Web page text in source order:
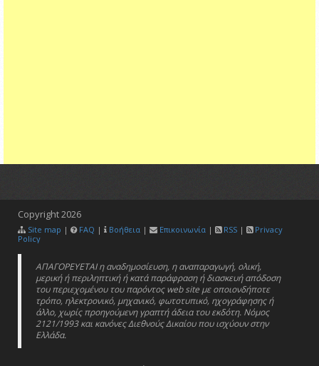
Copyright2026
Site map | FAQ | Βοήθεια | Επικοινωνία | RSS |
Privacy
Policy
ΑΠΑΓΟΡΕΥΕΤΑΙ η αναδημοσίευση, η αναπαραγωγή, ολική,
μερική ή περιληπτική ή κατά παράφραση ή διασκευή απόδοση
του περιεχομένου του παρόντος web site με οποιονδήποτε
τρόπο, ηλεκτρονικό, μηχανικό, φωτοτυπικό, ηχογράφησης ή
άλλο, χωρίς προηγούμενη γραπτή άδεια του εκδότη. Νόμος
2121/1993 και κανόνες Διεθνούς Δικαίου που ισχύουν στην
Ελλάδα.